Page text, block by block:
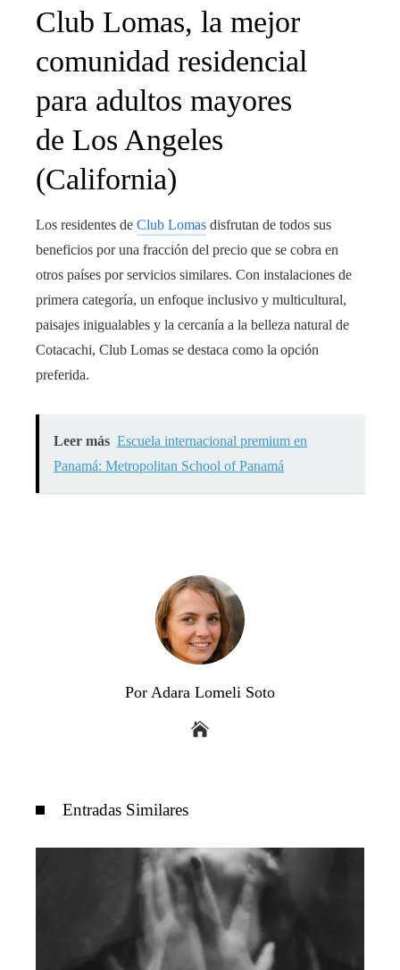
Club Lomas, la mejor
comunidad residencial
para adultos mayores
de Los Angeles
(California)
Los residentes de Club Lomas disfrutan de todos sus
beneficios por una fracción del precio que se cobra en
otros países por servicios similares. Con instalaciones de
primera categoría, un enfoque inclusivo y multicultural,
paisajes inigualables y la cercanía a la belleza natural de
Cotacachi, Club Lomas se destaca como la opción
preferida.
Leer más Escuela internacional premium en
Panamá: Metropolitan School of Panamá
Por Adara Lomeli Soto
Entradas Similares